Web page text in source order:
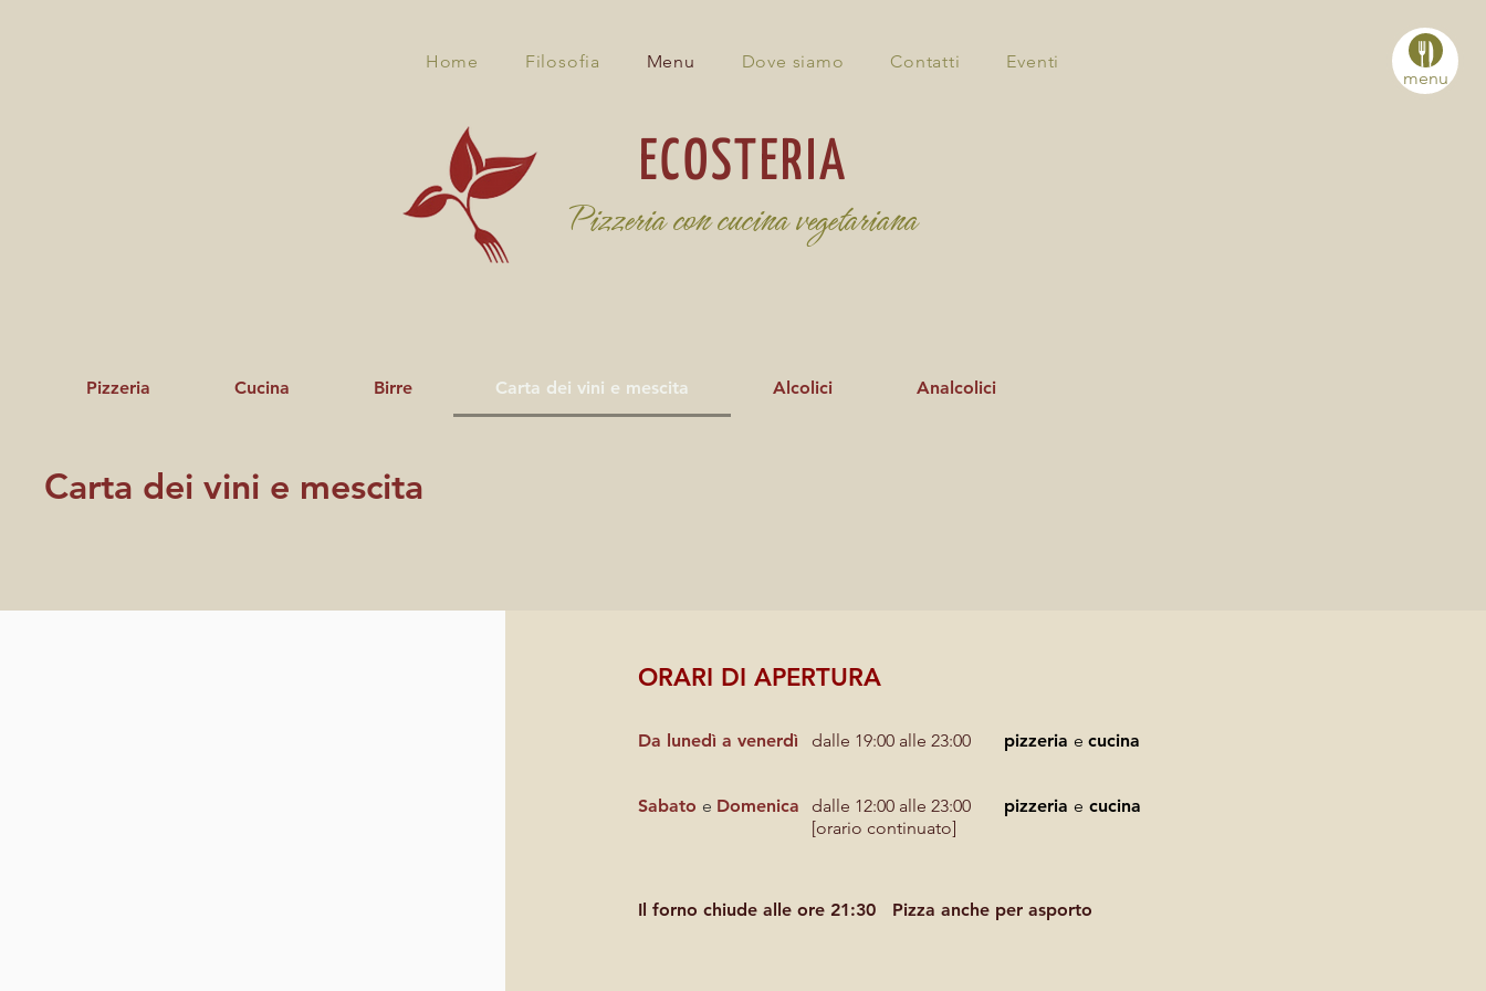
menu
Home Filosofia Menu Dove siamo Contatti Eventi
ECOSTERIA
Pizzeria con cucina vegetariana
Pizzeria Cucina Birre Carta dei vini e mescita Alcolici Analcolici
Carta dei vini e mescita
ORARI DI APERTURA
Da lunedì a venerdì dalle 19:00 alle 23:00 pizzeria e cucina
Sabato e Domenica
dalle 12:00 alle 23:00
[orario continuato]
pizzeria e cucina
Il forno chiude alle ore 21:30 Pizza anche per asporto